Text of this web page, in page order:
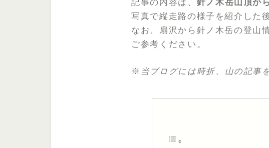
記事の内容は、 針ノ木岳山頂か
写真で縦走路の様子を紹介した
なお、扇沢から針ノ木岳の登山
ご参考ください。
※ 当ブログには時折、山の記事